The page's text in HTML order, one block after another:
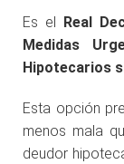
Es el Real
Medidas
Hipotecarios
Esta opción
menos mala
deudor